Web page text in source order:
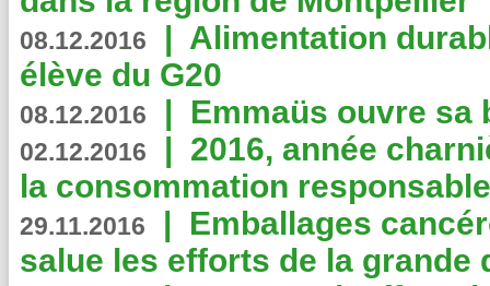
08.12.2016 | Alimentation
élève du G20
08.12.2016 | Emmaüs ouvre sa
02.12.2016 | 2016, année
la consommation
29.11.2016 | Emballages
salue les efforts de la grande